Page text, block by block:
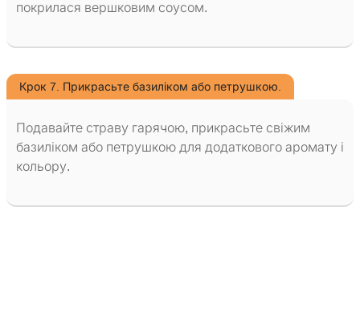
покрилася вершковим соусом.
Крок 7. Прикрасьте базиліком або петрушкою.
Подавайте страву гарячою, прикрасьте свіжим
базиліком або петрушкою для додаткового аромату і
кольору.